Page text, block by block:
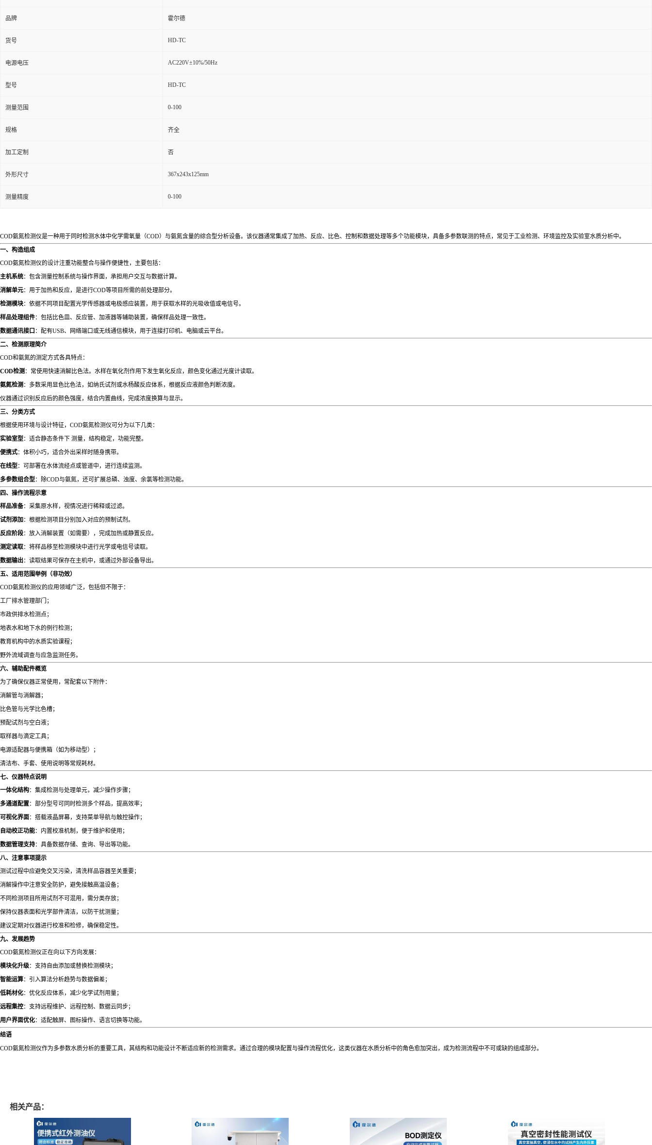
品牌 霍尔德
货号 HD-TC
电源电压 AC220V±10%/50Hz
型号 HD-TC
测量范围 0-100
规格 齐全
加工定制 否
外形尺寸 367x243x125mm
测量精度 0-100
COD氨氮检测仪是一种用于同时检测水体中化学需氧量（COD）与氨氮含量的综合型分析设备。该仪器通常集成了加热、反应、比色、控制和数据处理等多个功能模块，具备多参数联测的特点，常见于工业检测、环境监控及实验室水质分析中。
一、构造组成
COD氨氮检测仪的设计注重功能整合与操作便捷性，主要包括：
主机系统：包含测量控制系统与操作界面，承担用户交互与数据计算。
消解单元：用于加热和反应，是进行COD等项目所需的前处理部分。
检测模块：依据不同项目配置光学传感器或电极感应装置，用于获取水样的光吸收值或电信号。
样品处理组件：包括比色皿、反应管、加液器等辅助装置，确保样品处理一致性。
数据通讯接口 ：配有USB、网络端口或无线通信模块，用于连接打印机、电脑或云平台。
二、检测原理简介
COD和氨氮的测定方式各具特点：
COD检测 ：常使用快速消解比色法。水样在氧化剂作用下发生氧化反应，颜色变化通过光度计读取。
氨氮检测 ：多数采用显色比色法，如纳氏试剂或水杨酸反应体系，根据反应液颜色判断浓度。
仪器通过识别反应后的颜色强度，结合内置曲线，完成浓度换算与显示。
三、分类方式
根据使用环境与设计特征，COD氨氮检测仪可分为以下几类：
实验室型：适合静态条件下 测量，结构稳定，功能完整。
便携式：体积小巧，适合外出采样时随身携带。
在线型：可部署在水体流经点或管道中，进行连续监测。
多参数组合型：除COD与氨氮，还可扩展总磷、浊度、余氯等检测功能。
四、操作流程示意
样品准备：采集原水样，视情况进行稀释或过滤。
试剂添加 ：根据检测项目分别加入对应的预制试剂。
反应阶段：放入消解装置（如需要），完成加热或静置反应。
测定读取：将样品移至检测模块中进行光学或电信号读取。
数据输出：读取结果可保存在主机中，或通过外部设备导出。
五、适用范围举例（非功效）
COD氨氮检测仪的应用领域广泛，包括但不限于：
工厂排水管理部门；
市政供排水检测点；
地表水和地下水的例行检测；
教育机构中的水质实验课程；
野外流域调查与应急监测任务。
六、辅助配件概览
为了确保仪器正常使用，常配套以下附件：
消解管与消解器；
比色管与光学比色槽；
预配试剂与空白液；
取样器与滴定工具；
电源适配器与便携箱（如为移动型）；
清洁布、手套、使用说明等常规耗材。
七、仪器特点说明
一体化结构：集成检测与处理单元，减少操作步骤；
多通道配置：部分型号可同时检测多个样品，提高效率；
可视化界面：搭载液晶屏幕，支持菜单导航与触控操作；
自动校正功能：内置校准机制，便于维护和使用；
数据管理支持：具备数据存储、查询、导出等功能。
八、注意事项提示
测试过程中应避免交叉污染，清洗样品容器至关重要；
消解操作中注意安全防护，避免接触高温设备；
不同检测项目所用试剂不可混用，需分类存放；
保持仪器表面和光学部件清洁，以防干扰测量；
建议定期对仪器进行校准和检修，确保稳定性。
九、发展趋势
COD氨氮检测仪正在向以下方向发展：
模块化升级：支持自由添加或替换检测模块；
智能运算：引入算法分析趋势与数据偏差；
低耗材化：优化反应体系，减少化学试剂用量；
远程集控：支持远程维护、远程控制、数据云同步；
用户界面优化：适配触屏、图标操作、语言切换等功能。
结语
COD氨氮检测仪作为多参数水质分析的重要工具，其结构和功能设计不断适应新的检测需求。通过合理的模块配置与操作流程优化，这类仪器在水质分析中的角色愈加突出，成为检测流程中不可或缺的组成部分。
相关产品：